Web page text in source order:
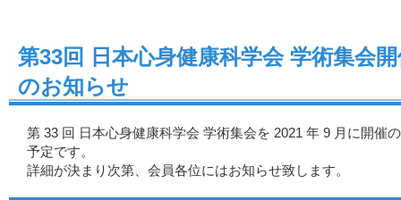
第33回 日本心身健康科学会 学術集会
のお知らせ
第 33 回 日本心身健康科学会 学術集会を 2021 年 9 月に開催の
予定です。
詳細が決まり次第、会員各位にはお知らせ致します。